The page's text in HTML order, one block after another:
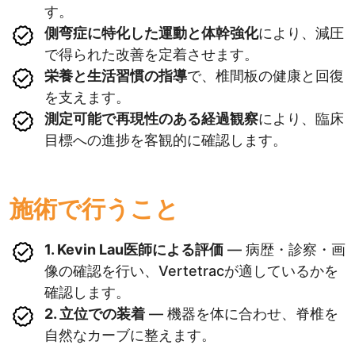
す。
側弯症に特化した運動と体幹強化により、減圧
で得られた改善を定着させます。
栄養と生活習慣の指導で、椎間板の健康と回復
を支えます。
測定可能で再現性のある経過観察により、臨床
目標への進捗を客観的に確認します。
施術で行うこと
1. Kevin Lau医師による評価 — 病歴・診察・画
像の確認を行い、Vertetracが適しているかを
確認します。
2. 立位での装着 — 機器を体に合わせ、脊椎を
自然なカーブに整えます。